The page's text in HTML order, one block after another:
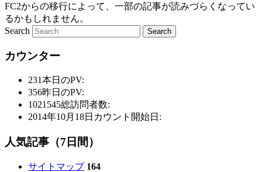
FC2からの移行によって、一部の記事が読みづらくなってい
るかもしれません。
Search
カウンター
231本日のPV:
356昨日のPV:
1021545総訪問者数:
2014年10月18日 カウント開始日:
人気記事（7日間）
サイトマップ 164